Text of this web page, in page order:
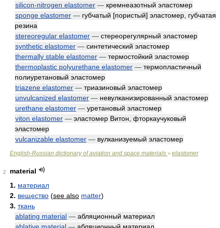
silicon-nitrogen elastomer — кремнеазотный эластомер
sponge elastomer — губчатый [пористый] эластомер, губчатая
резина
stereoregular elastomer — стереорегулярный эластомер
synthetic elastomer — синтетический эластомер
thermally stable elastomer — термостойкий эластомер
thermoplastic polyurethane elastomer — термопластичный
полиуретановый эластомер
triazene elastomer — триазиновый эластомер
unvulcanized elastomer — невулканизированный эластомер
urethane elastomer — уретановый эластомер
viton elastomer — эластомер Витон, фторкаучуковый
эластомер
vulcanizable elastomer — вулканизуемый эластомер
English-Russian dictionary of aviation and space materials > elastomer
2
material
1. материал
2. вещество (see also matter)
3. ткань
ablating material — абляционный материал